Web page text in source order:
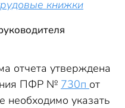
книжки
отчета утверждена
ПФР № 730п от
необходимо указать